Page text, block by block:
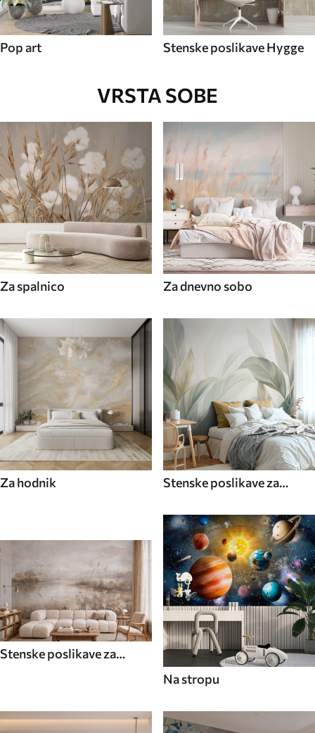
Pop art Stenske poslikave Hygge
VRSTA SOBE
Za spalnico Za dnevno sobo
Za hodnik
Stenske poslikave za
Stenske poslikave za
Na stropu